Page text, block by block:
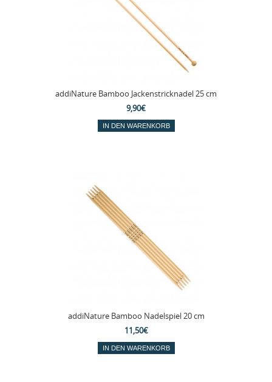
addiNature Bamboo Jackenstricknadel 25 cm
9,90€
addiNature Bamboo Nadelspiel 20 cm
11,50€